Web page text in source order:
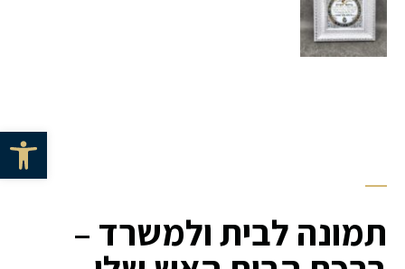
פתח
תמונה לבית ולמשרד –